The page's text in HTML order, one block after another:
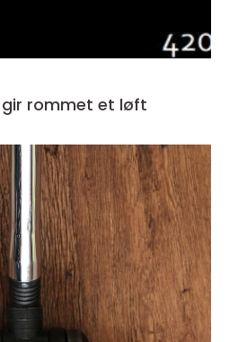
rommet et løft